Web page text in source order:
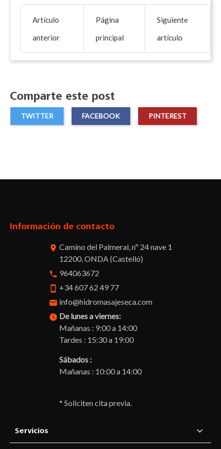
Artículo
anterior
Página
principal
Siguiente
artículo
Comparte este post
TWITTER FACEBOOK PINTEREST
Información de contacto
room Camino del Palmeral, nº 24 nave 1
12200, ONDA (Castelló)
phone 964063672
smartphone +34 607 62 49 77
email info@hidromasajeseca.com
watch_later De lunes a viernes:
Mañanas : 9:00 a 14:00
Tardes : 15:30 a 19:00
Sábados :
Mañanas : 10:00 a 14:00
* Soliciten cita previa.
Servicios 